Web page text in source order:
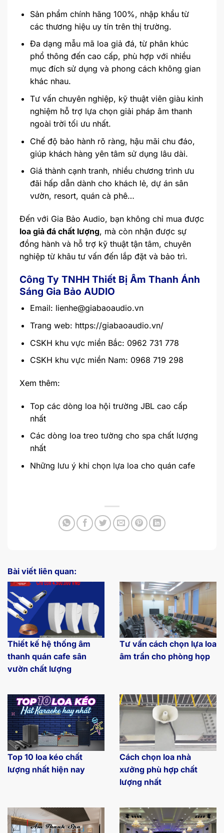
Sản phẩm chính hãng 100%, nhập khẩu từ
các thương hiệu uy tín trên thị trường.
Đa dạng mẫu mã loa giả đá, từ phân khúc
phổ thông đến cao cấp, phù hợp với nhiều
mục đích sử dụng và phong cách không gian
khác nhau.
Tư vấn chuyên nghiệp, kỹ thuật viên giàu kinh
nghiệm hỗ trợ lựa chọn giải pháp âm thanh
ngoài trời tối ưu nhất.
Chế độ bảo hành rõ ràng, hậu mãi chu đáo,
giúp khách hàng yên tâm sử dụng lâu dài.
Giá thành cạnh tranh, nhiều chương trình ưu
đãi hấp dẫn dành cho khách lẻ, dự án sân
vườn, resort, quán cà phê…
Đến với Gia Bảo Audio, bạn không chỉ mua được
loa giả đá chất lượng, mà còn nhận được sự
đồng hành và hỗ trợ kỹ thuật tận tâm, chuyên
nghiệp từ khâu tư vấn đến lắp đặt và bảo trì.
Công Ty TNHH Thiết Bị Âm Thanh Ánh
Sáng Gia Bảo AUDIO
Email: lienhe@giabaoaudio.vn
Trang web: https://giabaoaudio.vn/
CSKH khu vực miền Bắc: 0962 731 778
CSKH khu vực miền Nam: 0968 719 298
Xem thêm:
Top các dòng loa hội trường JBL cao cấp
nhất
Các dòng loa treo tường cho spa chất lượng
nhất
Những lưu ý khi chọn lựa loa cho quán cafe
Bài viết liên quan:
Thiết kế hệ thống âm
thanh quán cafe sân
vườn chất lượng
Tư vấn cách chọn lựa loa
âm trần cho phòng họp
Top 10 loa kéo chất
lượng nhất hiện nay
Cách chọn loa nhà
xưởng phù hợp chất
lượng nhất